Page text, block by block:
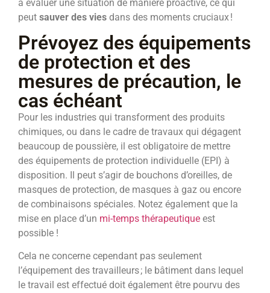
à évaluer une situation de manière proactive, ce qui
peut sauver des vies dans des moments cruciaux !
Prévoyez des équipements
de protection et des
mesures de précaution, le
cas échéant
Pour les industries qui transforment des produits
chimiques, ou dans le cadre de travaux qui dégagent
beaucoup de poussière, il est obligatoire de mettre
des équipements de protection individuelle (EPI) à
disposition. Il peut s’agir de bouchons d’oreilles, de
masques de protection, de masques à gaz ou encore
de combinaisons spéciales. Notez également que la
mise en place d’un mi-temps thérapeutique est
possible !
Cela ne concerne cependant pas seulement
l’équipement des travailleurs ; le bâtiment dans lequel
le travail est effectué doit également être pourvu des